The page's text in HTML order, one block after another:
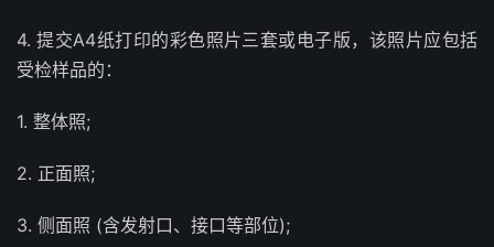
4. 提交A4纸打印的彩色照片三套或电子版，该照片应包括
受检样品的：
1. 整体照;
2. 正面照;
3. 侧面照 (含发射口、接口等部位);